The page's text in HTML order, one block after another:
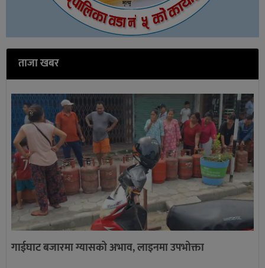
ताजा खबर
गाईघाट बजारमा ग्यासको अभाव, लाइनमा उपभोक्ता